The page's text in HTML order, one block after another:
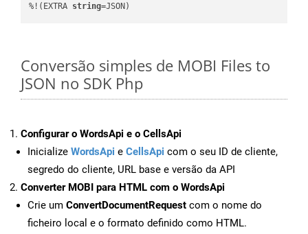
%!(EXTRA string=JSON)
Conversão simples de MOBI Files to
JSON no SDK Php
Configurar o WordsApi e o CellsApi
Inicialize WordsApi e CellsApi com o seu ID de cliente,
segredo do cliente, URL base e versão da API
Converter MOBI para HTML com o WordsApi
Crie um ConvertDocumentRequest com o nome do
ficheiro local e o formato definido como HTML.